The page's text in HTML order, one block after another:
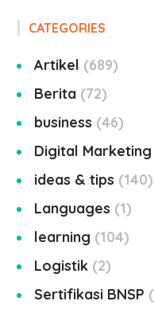
CATEGORIES
Artikel
689
Berita 72
business 46
Digital Marketing
ideas & tips
140
Languages
1
learning
104
Logistik 2
Sertifikasi BNSP